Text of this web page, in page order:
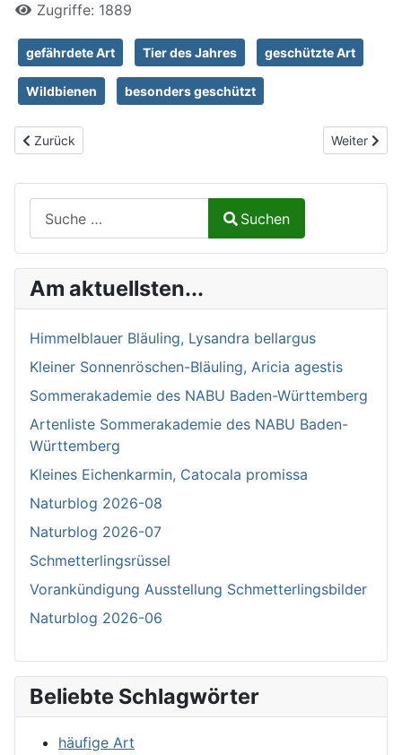
Zugriffe: 1889
gefährdete Art Tier des Jahres geschützte Art
Wildbienen besonders geschützt
Vorheriger Beitrag: Rote Ehrenpreis-Sandbiene, Andrena labiata
Zurück Nächster
Weiter
Type 2 or more characters for results.
Suchen
Am aktuellsten...
Himmelblauer Bläuling, Lysandra bellargus
Kleiner Sonnenröschen-Bläuling, Aricia agestis
Sommerakademie des NABU Baden-Württemberg
Artenliste Sommerakademie des NABU Baden-
Württemberg
Kleines Eichenkarmin, Catocala promissa
Naturblog 2026-08
Naturblog 2026-07
Schmetterlingsrüssel
Vorankündigung Ausstellung Schmetterlingsbilder
Naturblog 2026-06
Beliebte Schlagwörter
häufige Art